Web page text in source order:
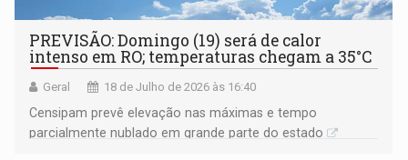
PREVISÃO: Domingo (19) será de calor
intenso em RO; temperaturas chegam a 35°C
Geral 18 de Julho de 2026 às 16:40
Censipam prevê elevação nas máximas e tempo
parcialmente nublado em grande parte do estado